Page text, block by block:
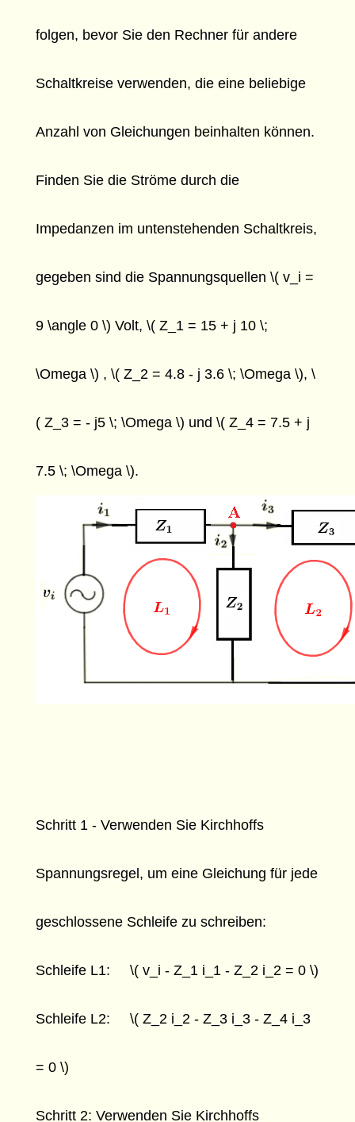
folgen, bevor Sie den Rechner für andere
Schaltkreise verwenden, die eine beliebige
Anzahl von Gleichungen beinhalten können.
Finden Sie die Ströme durch die
Impedanzen im untenstehenden Schaltkreis,
gegeben sind die Spannungsquellen \( v_i =
9 \angle 0 \) Volt, \( Z_1 = 15 + j 10 \;
\Omega \) , \( Z_2 = 4.8 - j 3.6 \; \Omega \), \
( Z_3 = - j5 \; \Omega \) und \( Z_4 = 7.5 + j
7.5 \; \Omega \).
Schritt 1 - Verwenden Sie Kirchhoffs
Spannungsregel, um eine Gleichung für jede
geschlossene Schleife zu schreiben:
Schleife L1: \( v_i - Z_1 i_1 - Z_2 i_2 = 0 \)
Schleife L2: \( Z_2 i_2 - Z_3 i_3 - Z_4 i_3
= 0 \)
Schritt 2: Verwenden Sie Kirchhoffs